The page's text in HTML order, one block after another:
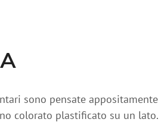
sono pensate
colorato plastificato su un